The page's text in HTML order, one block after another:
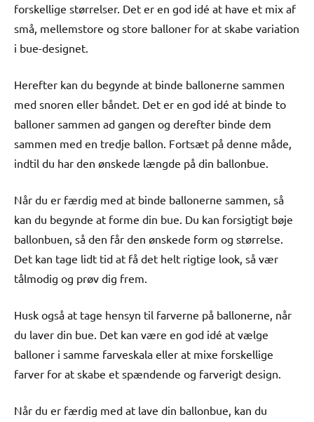
forskellige størrelser. Det er en god idé at have et mix af
små, mellemstore og store balloner for at skabe variation
i bue-designet.
Herefter kan du begynde at binde ballonerne sammen
med snoren eller båndet. Det er en god idé at binde to
balloner sammen ad gangen og derefter binde dem
sammen med en tredje ballon. Fortsæt på denne måde,
indtil du har den ønskede længde på din ballonbue.
Når du er færdig med at binde ballonerne sammen, så
kan du begynde at forme din bue. Du kan forsigtigt bøje
ballonbuen, så den får den ønskede form og størrelse.
Det kan tage lidt tid at få det helt rigtige look, så vær
tålmodig og prøv dig frem.
Husk også at tage hensyn til farverne på ballonerne, når
du laver din bue. Det kan være en god idé at vælge
balloner i samme farveskala eller at mixe forskellige
farver for at skabe et spændende og farverigt design.
Når du er færdig med at lave din ballonbue, kan du